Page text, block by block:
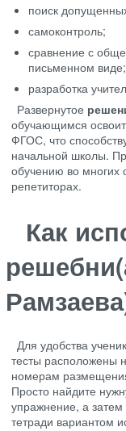
поиск
самоконтроль;
сравнение с
письменном виде;
разработка
Развернутое
обучающимся
ФГОС, что
начальной школы.
обучению во многих
репетиторах.
Как
Для удобства
тесты расположены
номерам
Просто найдите
упражнение, а затем
тетради вариантом